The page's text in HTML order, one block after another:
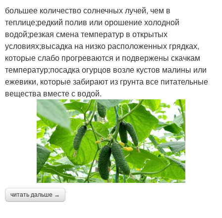
большее количество солнечных лучей, чем в
теплице;редкий полив или орошение холодной
водой;резкая смена температур в открытых
условиях;высадка на низко расположенных грядках,
которые слабо прогреваются и подвержены скачкам
температур;посадка огурцов возле кустов малины или
ежевики, которые забирают из грунта все питательные
вещества вместе с водой.
читать дальше →